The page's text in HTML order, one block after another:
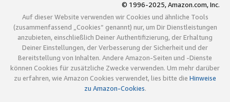
© 1996-2025, Amazon.com, Inc.
Auf dieser Website verwenden wir Cookies und ähnliche Tools
(zusammenfassend „Cookies“ genannt) nur, um Dir Dienstleistungen
anzubieten, einschließlich Deiner Authentifizierung, der Erhaltung
Deiner Einstellungen, der Verbesserung der Sicherheit und der
Bereitstellung von Inhalten. Andere Amazon-Seiten und -Dienste
können Cookies für zusätzliche Zwecke verwenden. Um mehr darüber
zu erfahren, wie Amazon Cookies verwendet, lies bitte die Hinweise
zu Amazon-Cookies.